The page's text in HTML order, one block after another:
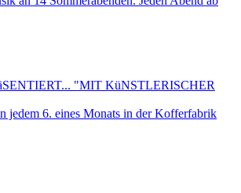
"MIT KüNSTLERISCHER
jedem 6. eines Monats in der Kofferfabrik